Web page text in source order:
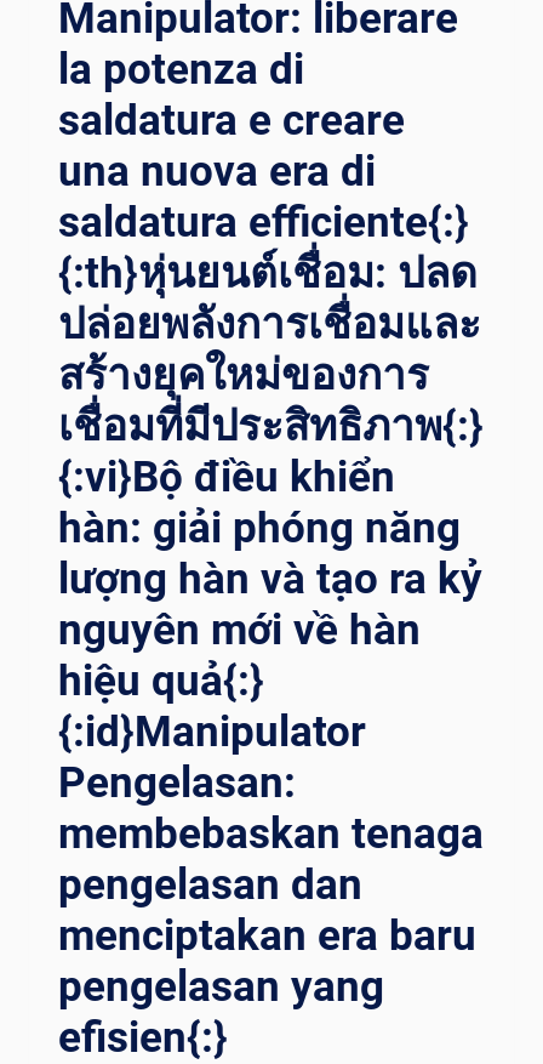
่ติ
{:}{:
VI}MÁY HÀ
N CỔ
NG: TẠ
O RA
Y TR
ÌNH HÀ
N HO
ÀN HẢ
O{:}{:
ID}MESIN LA
S GA
NTRY: ME
OSES PE
NGELASAN YA
NG SE
MPURNA{:}
Manipulator: liberare
la potenza di
saldatura e creare
una nuova era di
saldatura efficiente{:}
{:th}หุ่นยนต์เชื่อม: ปลด
ปล่อยพลังการเชื่อมและ
สร้างยุคใหม่ของการ
เชื่อมที่มีประสิทธิภาพ{:}
{:vi}Bộ điều khiển
hàn: giải phóng năng
lượng hàn và tạo ra kỷ
nguyên mới về hàn
hiệu quả{:}
{:id}Manipulator
Pengelasan:
membebaskan tenaga
pengelasan dan
menciptakan era baru
pengelasan yang
efisien{:}